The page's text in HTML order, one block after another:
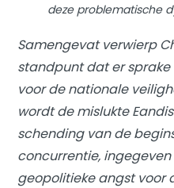
deze problematische
Samengevat verwierp
standpunt dat er
voor de nationale
wordt de mislukte
schending van de
concurrentie,
geopolitieke angst voor